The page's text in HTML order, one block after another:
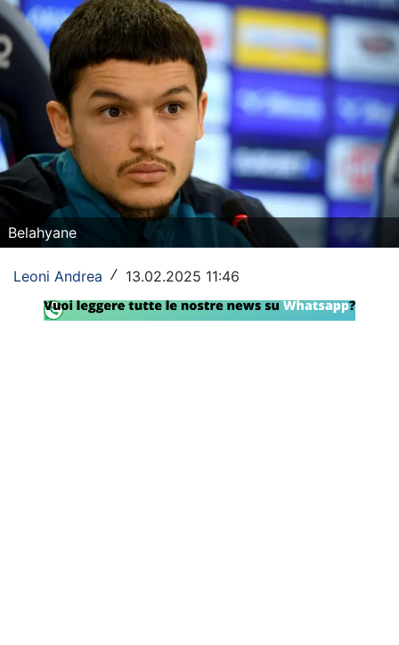
Rassegna Lazio
Social
Calcio
Serie A
Champions League
Europa League
Altri Sport
Belahyane
Leoni Andrea / 13.02.2025 11:46